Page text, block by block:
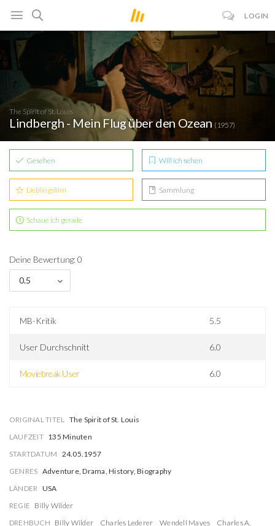
LOGIN
The Spirit of St. Louis
Lindbergh - Mein Flug über den Ozean (1957)
Gesehen Will ich sehen
Lieblingsfilm Sammlung
Schaue ich gerade
Deine Bewertung: 0
0.5
MB-Kritik 5.5
User Durchschnitt 6.0
Moviebreak User 6.0
ORIGINAL TITEL The Spirit of St. Louis
LAUFZEIT 135 Minuten
STARTDATUM 24.05.1957
GENRES Adventure, Drama, History, Biography
LÄNDER USA
REGIE Billy Wilder
DREHBUCH Billy Wilder Charles Lederer Wendell Mayes
Charles A.